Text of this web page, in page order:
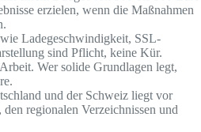
erzielen, wenn die Maßnahmen
Ladegeschwindigkeit, SSL-
sind Pflicht, keine Kür.
Wer solide Grundlagen legt,
und der Schweiz liegt vor
regionalen Verzeichnissen und